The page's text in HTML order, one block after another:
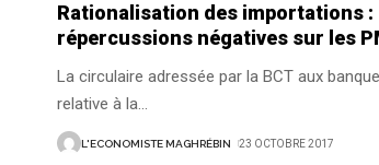
Rationalisation des importations :
répercussions négatives sur les
La circulaire adressée par la BCT aux
relative à la…
L'ECONOMISTE MAGHRÉBIN 23 OCTOBRE 2017